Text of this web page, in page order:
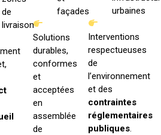
de
livraison
façades
Solutions
durables,
conformes
et
acceptées
en
assemblée
de
urbaines
Interventions
respectueuses
de
l’environnement
et des
contraintes
réglementaires
publiques.